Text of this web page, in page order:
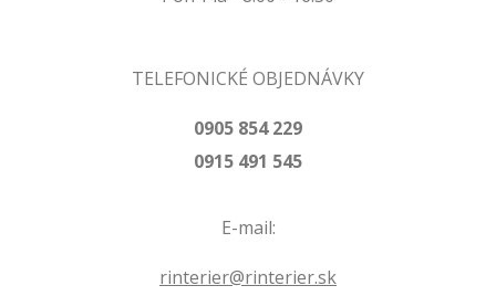
TELEFONICKÉ OBJEDNÁVKY
0905 854 229
0915 491 545
E-mail:
rinterier@rinterier.sk